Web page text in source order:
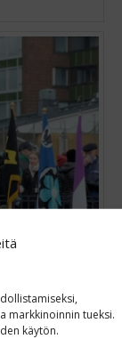
markkinoinnin tueksi.
käytön.